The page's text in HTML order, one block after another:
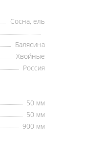
Сосна, ель
Балясина
Хвойные
Россия
50 мм
50 мм
900 мм